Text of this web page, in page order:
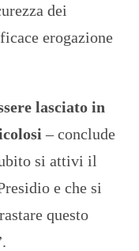
dei
erogazione
lasciato in
– conclude
si attivi il
e che si
questo